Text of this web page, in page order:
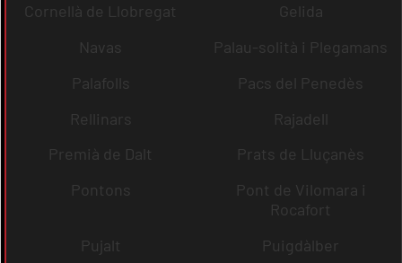
Cornellà de Llobregat
Gelida
Navas
Palau-solità i Plegamans
Palafolls
Pacs del Penedès
Rellinars
Rajadell
Premià de Dalt
Prats de Lluçanès
Pontons
Pont de Vilomara i
Rocafort
Pujalt
Puigdàlber